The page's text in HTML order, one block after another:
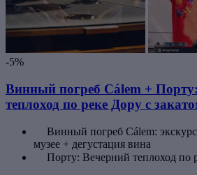
-5%
Винный погреб Cálem +
теплоход по реке Дору с
Винный погреб Cálem:
музее + дегустация вина
Порту: Вечерний теплоход по